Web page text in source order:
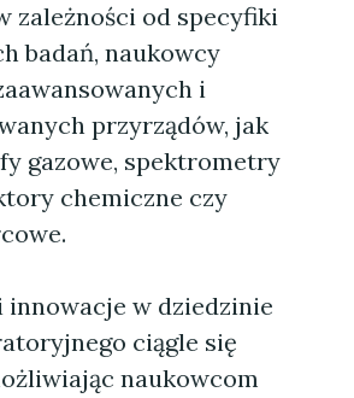
zależności od specyfiki
badań, naukowcy
i
przyrządów, jak
gazowe, spektrometry
chemiczne czy
innowacje w dziedzinie
ciągle się
naukowcom